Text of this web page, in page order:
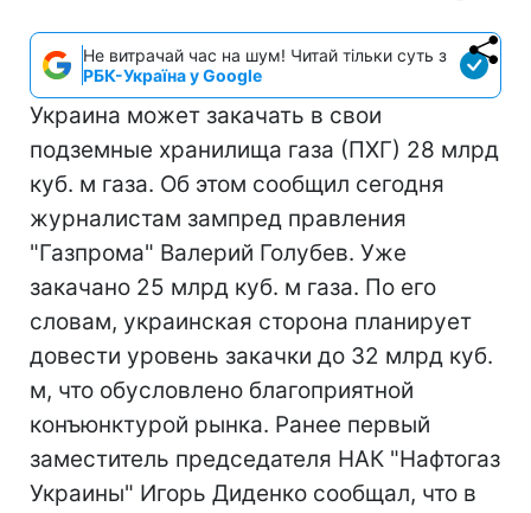
Не витрачай час на шум! Читай тільки суть з
РБК-Україна у Google
Украина может закачать в свои
подземные хранилища газа (ПХГ) 28 млрд
куб. м газа. Об этом сообщил сегодня
журналистам зампред правления
"Газпрома" Валерий Голубев. Уже
закачано 25 млрд куб. м газа. По его
словам, украинская сторона планирует
довести уровень закачки до 32 млрд куб.
м, что обусловлено благоприятной
конъюнктурой рынка. Ранее первый
заместитель председателя НАК "Нафтогаз
Украины" Игорь Диденко сообщал, что в